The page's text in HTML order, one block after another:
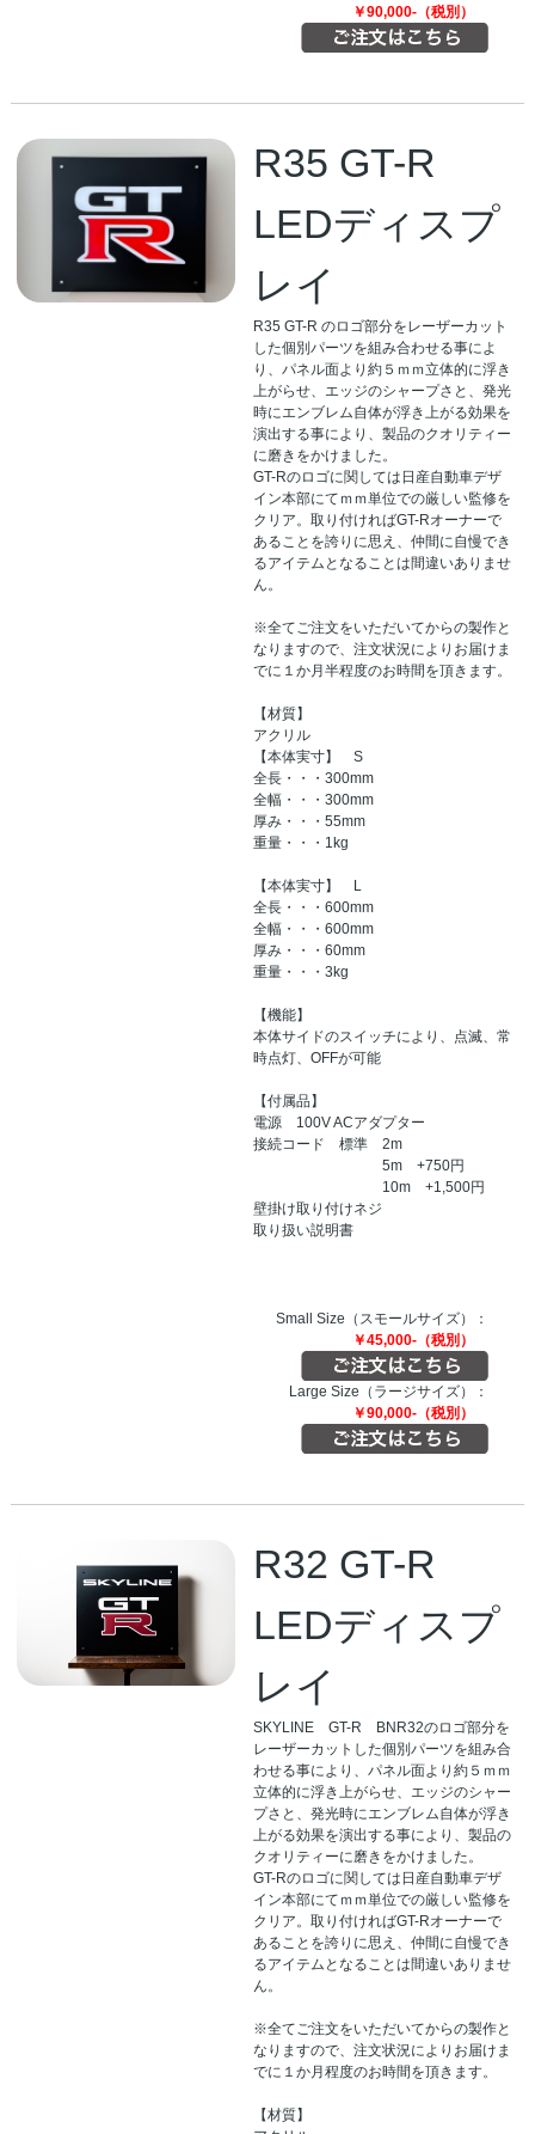
￥90,000-（税別）
R35 GT-R
LEDディスプ
レイ
R35 GT-R のロゴ部分をレーザーカット
した個別パーツを組み合わせる事によ
り、パネル面より約５ｍｍ立体的に浮き
上がらせ、エッジのシャープさと、発光
時にエンブレム自体が浮き上がる効果を
演出する事により、製品のクオリティー
に磨きをかけました。
GT-Rのロゴに関しては日産自動車デザ
イン本部にてｍｍ単位での厳しい監修を
クリア。取り付ければGT-Rオーナーで
あることを誇りに思え、仲間に自慢でき
るアイテムとなることは間違いありませ
ん。
※全てご注文をいただいてからの製作と
なりますので、注文状況によりお届けま
でに１か月半程度のお時間を頂きます。
【材質】
アクリル
【本体実寸】 S
全長・・・300mm
全幅・・・300mm
厚み・・・55mm
重量・・・1kg
【本体実寸】 L
全長・・・600mm
全幅・・・600mm
厚み・・・60mm
重量・・・3kg
【機能】
本体サイドのスイッチにより、点滅、常
時点灯、OFFが可能
【付属品】
電源 100V ACアダプター
接続コード 標準 2m
5m +750円
10m +1,500円
壁掛け取り付けネジ
取り扱い説明書
Small Size（スモールサイズ）：
￥45,000-（税別）
Large Size（ラージサイズ）：
￥90,000-（税別）
R32 GT-R
LEDディスプ
レイ
SKYLINE GT-R BNR32のロゴ部分を
レーザーカットした個別パーツを組み合
わせる事により、パネル面より約５ｍｍ
立体的に浮き上がらせ、エッジのシャー
プさと、発光時にエンブレム自体が浮き
上がる効果を演出する事により、製品の
クオリティーに磨きをかけました。
GT-Rのロゴに関しては日産自動車デザ
イン本部にてｍｍ単位での厳しい監修を
クリア。取り付ければGT-Rオーナーで
あることを誇りに思え、仲間に自慢でき
るアイテムとなることは間違いありませ
ん。
※全てご注文をいただいてからの製作と
なりますので、注文状況によりお届けま
でに１か月程度のお時間を頂きます。
【材質】